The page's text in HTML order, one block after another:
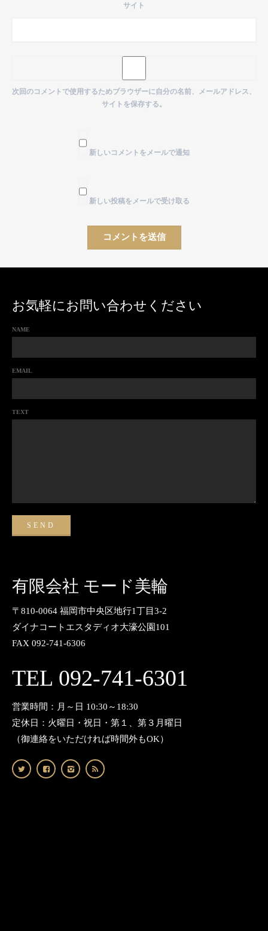
サイト
次回のコメントで使用するためブラウザーに自分の名前、メールアドレス、
サイトを保存する。
新しいコメントをメールで通知
新しい投稿をメールで受け取る
お気軽にお問い合わせください
NAME
EMAIL
TEXT
有限会社 モード美輪
〒810-0064 福岡市中央区地行1丁目3-2
ダイナコートエスタディオ大濠公園101
FAX 092-741-6306
TEL 092-741-6301
営業時間：月～日 10:30～18:30
定休日：火曜日・祝日・第１、第３月曜日
（御連絡をいただければ時間外もOK）